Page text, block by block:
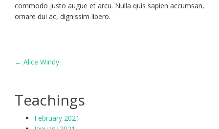
commodo justo augue et arcu. Nulla quis sapien accumsan,
ornare dui ac, dignissim libero.
POST
← Alice Windy
Teachings
February 2021